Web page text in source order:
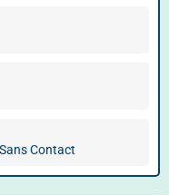
Contact